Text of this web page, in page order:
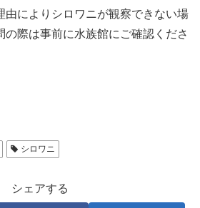
によりシロワニが観察できない場
の際は事前に水族館にご確認くださ
シロワニ
シェアする